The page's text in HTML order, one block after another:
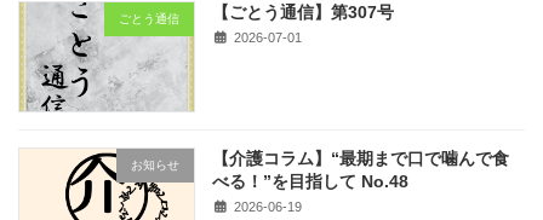
ごとう通信 【ごとう通信】第307号
2026-07-01
お知らせ
【介護コラム】“最期まで口で噛んで食
べる！”を目指して No.48
2026-06-19